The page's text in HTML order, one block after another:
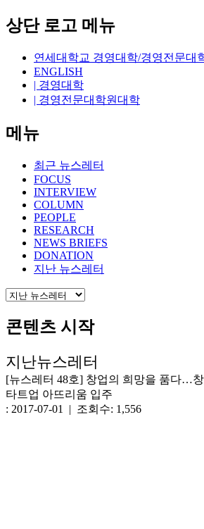
상단 로고 메뉴
연세대학교 경영대학/경영전문대
ENGLISH
| 경영대학
| 경영전문대학원대학
메뉴
최근 뉴스레터
FOCUS
INTERVIEW
COLUMN
PEOPLE
RESEARCH
NEWS BRIEFS
DONATION
지난 뉴스레터
콘텐츠 시작
지난뉴스레터
[뉴스레터 48호] 창업의 희망을 품다…
타트업 아뜨리움 입주
: 2017-07-01 | 조회수: 1,556